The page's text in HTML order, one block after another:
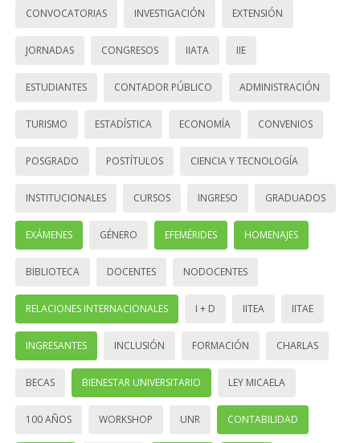
CONVOCATORIAS INVESTIGACIÓN EXTENSIÓN
JORNADAS CONGRESOS IIATA IIE
ESTUDIANTES CONTADOR PÚBLICO ADMINISTRACIÓN
TURISMO ESTADÍSTICA ECONOMÍA CONVENIOS
POSGRADO POSTÍTULOS CIENCIA Y TECNOLOGÍA
INSTITUCIONALES CURSOS INGRESO GRADUADOS
EXÁMENES GÉNERO EFEMÉRIDES HOMENAJES
BIBLIOTECA DOCENTES NODOCENTES
RELACIONES INTERNACIONALES I + D IITEA IITAE
INGRESANTES INCLUSIÓN FORMACIÓN CHARLAS
BECAS BIENESTAR UNIVERSITARIO LEY MICAELA
100 AÑOS WORKSHOP UNR CONTABILIDAD